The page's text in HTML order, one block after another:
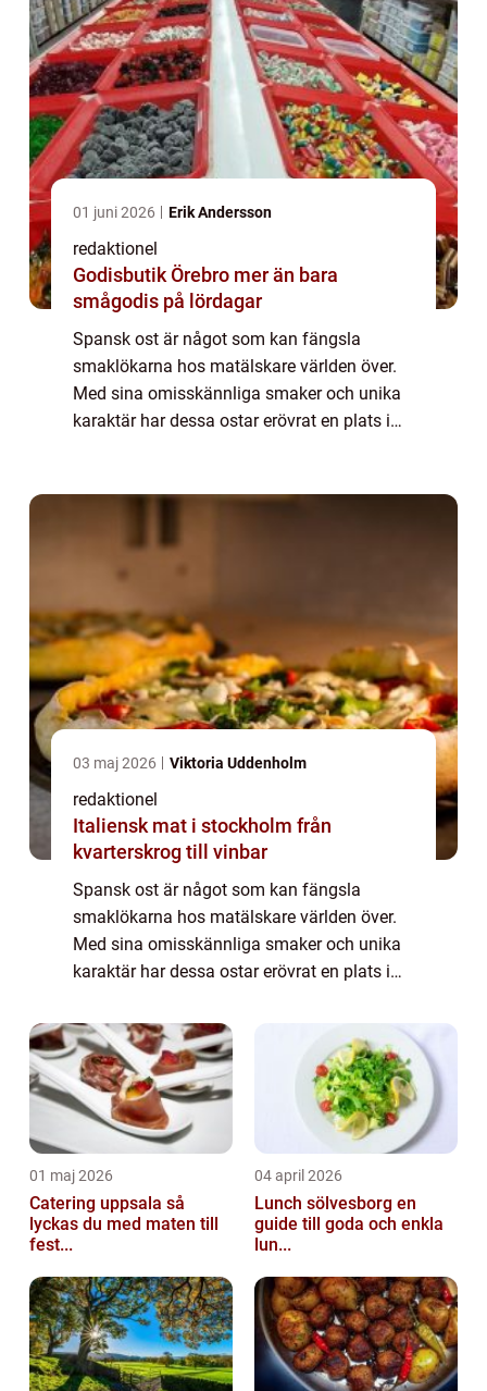
01 juni 2026 Erik Andersson
redaktionel
Godisbutik Örebro mer än bara
smågodis på lördagar
Spansk ost är något som kan fängsla
smaklökarna hos matälskare världen över.
Med sina omisskännliga smaker och unika
karaktär har dessa ostar erövrat en plats i
utforskningstur ...
03 maj 2026 Viktoria Uddenholm
redaktionel
Italiensk mat i stockholm från
kvarterskrog till vinbar
Spansk ost är något som kan fängsla
smaklökarna hos matälskare världen över.
Med sina omisskännliga smaker och unika
karaktär har dessa ostar erövrat en plats i
samhällsskikt. I denna artikel tar vi en
utforskningstur ...
01 maj 2026
Catering uppsala så
lyckas du med maten till
fest...
04 april 2026
Lunch sölvesborg en
guide till goda och enkla
lun...